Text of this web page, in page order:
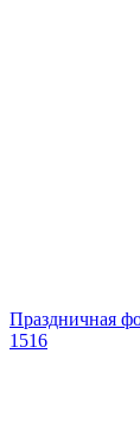
Праздничная
1516